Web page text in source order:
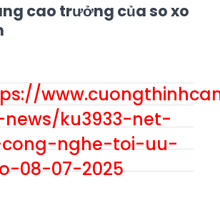
cao trưởng của so xo
ku3933-net-
nghe-toi-uu-
08-07-2025